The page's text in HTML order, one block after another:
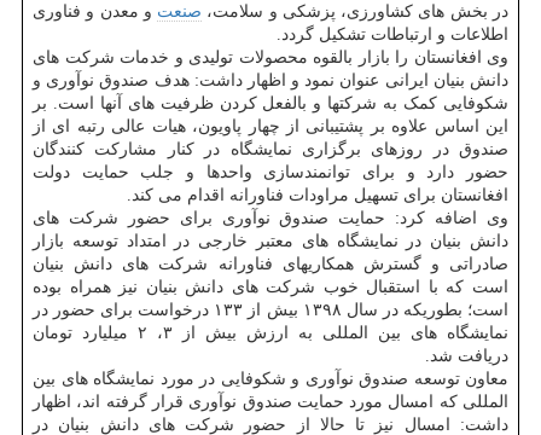
در بخش های کشاورزی، پزشکی و سلامت، صنعت و معدن و فناوری
اطلاعات و ارتباطات تشکیل گردد.
وی افغانستان را بازار بالقوه محصولات تولیدی و خدمات شرکت های
دانش بنیان ایرانی عنوان نمود و اظهار داشت: هدف صندوق نوآوری و
شکوفایی کمک به شرکتها و بالفعل کردن ظرفیت های آنها است. بر
این اساس علاوه بر پشتیبانی از چهار پاویون، هیات عالی رتبه ای از
صندوق در روزهای برگزاری نمایشگاه در کنار مشارکت کنندگان
حضور دارد و برای توانمندسازی واحدها و جلب حمایت دولت
افغانستان برای تسهیل مراودات فناورانه اقدام می کند.
وی اضافه کرد: حمایت صندوق نوآوری برای حضور شرکت های
دانش بنیان در نمایشگاه های معتبر خارجی در امتداد توسعه بازار
صادراتی و گسترش همکاریهای فناورانه شرکت های دانش بنیان
است که با استقبال خوب شرکت های دانش بنیان نیز همراه بوده
است؛ بطوریکه در سال ۱۳۹۸ بیش از ۱۳۳ درخواست برای حضور در
نمایشگاه های بین المللی به ارزش بیش از ۳، ۲ میلیارد تومان
دریافت شد.
معاون توسعه صندوق نوآوری و شکوفایی در مورد نمایشگاه های بین
المللی که امسال مورد حمایت صندوق نوآوری قرار گرفته اند، اظهار
داشت: امسال نیز تا حالا از حضور شرکت های دانش بنیان در